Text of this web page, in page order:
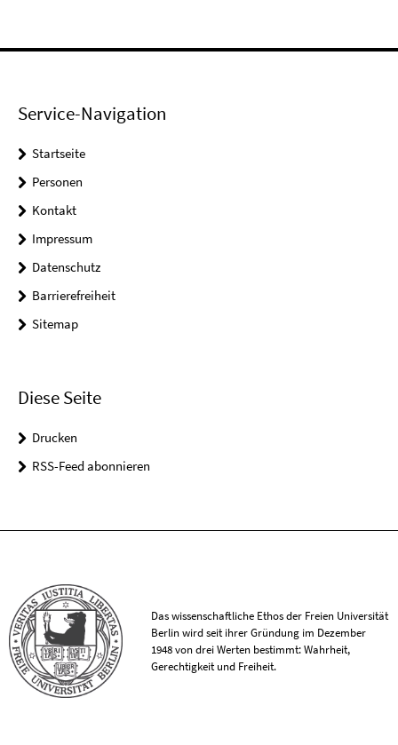
Service-Navigation
Startseite
Personen
Kontakt
Impressum
Datenschutz
Barrierefreiheit
Sitemap
Diese Seite
Drucken
RSS-Feed abonnieren
Das wissenschaftliche Ethos der Freien Universität
Berlin wird seit ihrer Gründung im Dezember
1948 von drei Werten bestimmt: Wahrheit,
Gerechtigkeit und Freiheit.